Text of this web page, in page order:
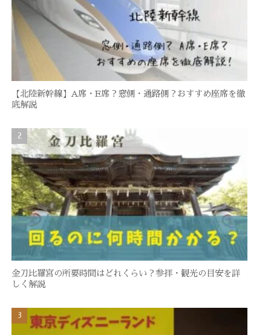
【北陸新幹線】A席・E席？窓側・通路側？おすすめ座席を徹
底解説
金刀比羅宮の所要時間はどれくらい？参拝・観光の目安を詳
しく解説